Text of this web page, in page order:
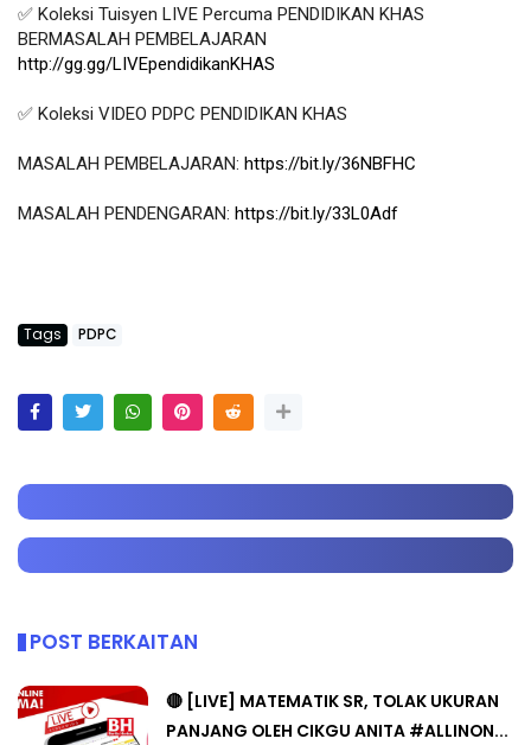
✅ Koleksi Tuisyen LIVE Percuma PENDIDIKAN KHAS
http://gg.gg/LIVEpendidikanKHAS
✅ Koleksi VIDEO PDPC PENDIDIKAN KHAS
MASALAH PEMBELAJARAN: https://bit.ly/36NBFHC
MASALAH PENDENGARAN: https://bit.ly/33L0Adf
Tags PDPC
POST BERKAITAN
🔴 [LIVE] MATEMATIK SR, TOLAK UKURAN
PANJANG OLEH CIKGU ANITA #ALLINON...